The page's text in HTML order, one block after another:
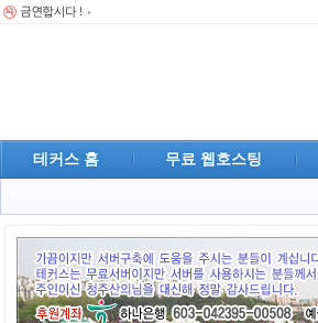
테커스 홈 무료 웹호스팅